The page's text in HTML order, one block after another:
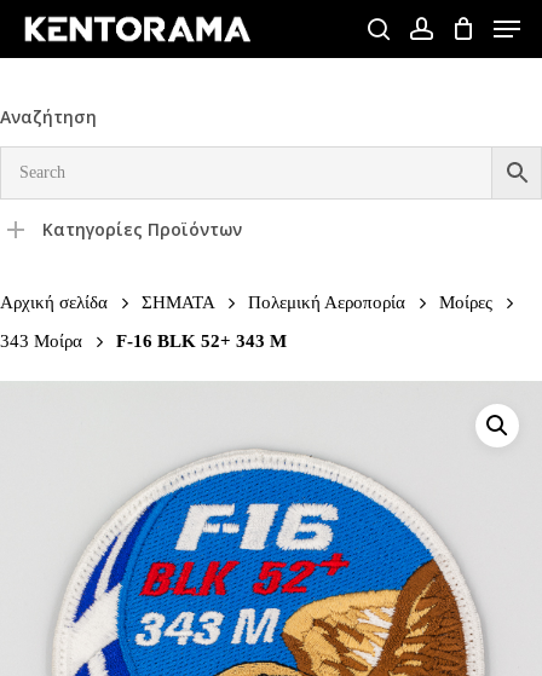
Skip
content
searchaccount
Menu
Αναζήτηση
Κατηγορίες Προϊόντων
Αρχική σελίδα ΣΗΜΑΤΑ Πολεμική Αεροπορία
Μοίρες
343 Μοίρα
F-16 BLK 52+ 343 Μ